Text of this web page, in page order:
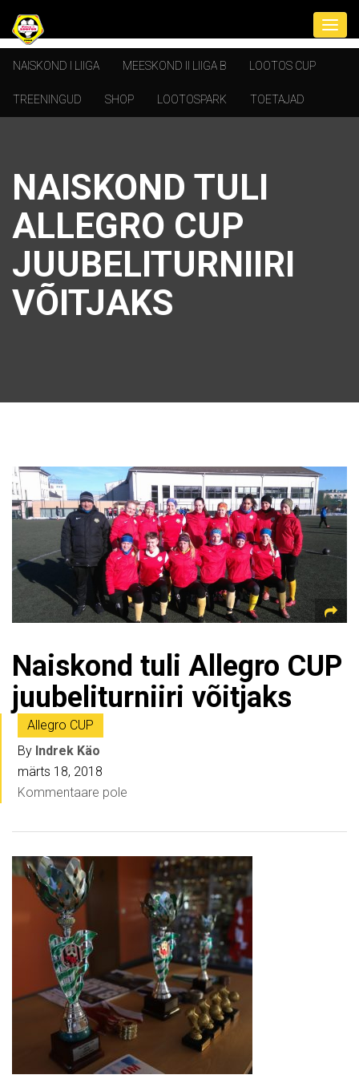
NAISKOND I LIIGA MEESKOND II LIIGA B LOOTOS CUP
TREENINGUD SHOP LOOTOSPARK TOETAJAD
NAISKOND TULI
ALLEGRO CUP
JUUBELITURNIIRI
VÕITJAKS
Naiskond tuli Allegro CUP
juubeliturniiri võitjaks
Allegro CUP
By Indrek Käo
märts 18, 2018
Kommentaare pole